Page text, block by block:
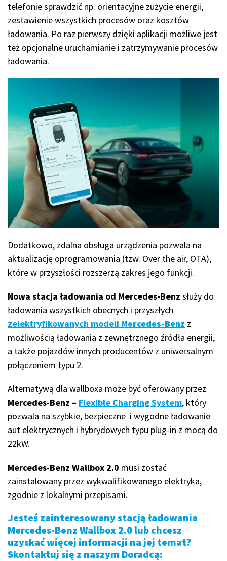
telefonie sprawdzić np. orientacyjne zużycie energii,
zestawienie wszystkich procesów oraz kosztów
ładowania. Po raz pierwszy dzięki aplikacji możliwe jest
też opcjonalne uruchamianie i zatrzymywanie procesów
ładowania.
Dodatkowo, zdalna obsługa urządzenia pozwala na
aktualizację oprogramowania (tzw. Over the air, OTA),
które w przyszłości rozszerzą zakres jego funkcji.
Nowa stacja ładowania od Mercedes-Benz służy do
ładowania wszystkich obecnych i przyszłych
zelektryfikowanych modeli Mercedes-Benz z
możliwością ładowania z zewnętrznego źródła energii,
a także pojazdów innych producentów z uniwersalnym
połączeniem typu 2.
Alternatywą dla wallboxa może być oferowany przez
Mercedes-Benz – Flexible Charging System, który
pozwala na szybkie, bezpieczne i wygodne ładowanie
aut elektrycznych i hybrydowych typu plug-in z mocą do
22kW.
Mercedes-Benz Wallbox 2.0 musi zostać
zainstalowany przez wykwalifikowanego elektryka,
zgodnie z lokalnymi przepisami.
Jesteś zainteresowany stacją ładowania
Mercedes-Benz Wallbox 2.0 lub chcesz
uzyskać więcej informacji na jej temat?
Skontaktuj się z naszym Doradcą: